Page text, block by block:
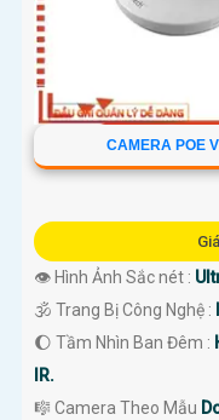
CAMERA POE
👁 Hình Ảnh Sắc nét :
🕉️ Trang Bị Công Nghệ :
🌔 Tầm Nhìn Ban Đêm :
IR.
🎼️ Camera Theo Mẫu